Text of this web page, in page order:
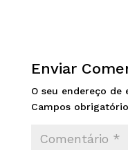
Enviar
O seu endereço de
Campos